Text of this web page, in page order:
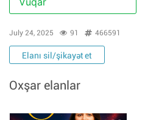
July 24, 2025 91 466591
Elanı sil/şikayət et
Oxşar elanlar